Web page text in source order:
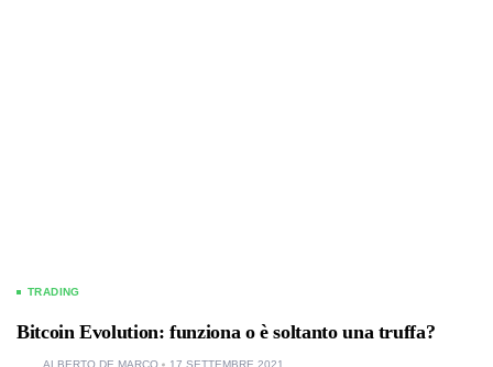
TRADING
Bitcoin Evolution: funziona o è soltanto una truffa?
ALBERTO DE MARCO 17 SETTEMBRE 2021